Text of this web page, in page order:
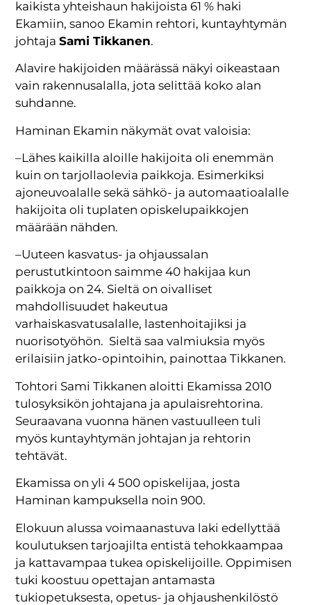
kaikista yhteishaun hakijoista 61 % haki
Ekamiin, sanoo Ekamin rehtori, kuntayhtymän
johtajaSami Tikkanen.
Alavire hakijoiden määrässä näkyi oikeastaan
vain rakennusalalla, jota selittää koko alan
suhdanne.
Haminan Ekamin näkymät ovat valoisia:
–Lähes kaikilla aloille hakijoita oli enemmän
kuin on tarjollaolevia paikkoja. Esimerkiksi
ajoneuvoalalle sekä sähkö- ja automaatioalalle
hakijoita oli tuplaten opiskelupaikkojen
määrään nähden.
–Uuteen kasvatus- ja ohjaussalan
perustutkintoon saimme 40 hakijaa kun
paikkoja on 24. Sieltä on oivalliset
mahdollisuudet hakeutua
varhaiskasvatusalalle, lastenhoitajiksi ja
nuorisotyöhön. Sieltä saa valmiuksia myös
erilaisiin jatko-opintoihin, painottaa Tikkanen.
Tohtori Sami Tikkanen aloitti Ekamissa 2010
tulosyksikön johtajana ja apulaisrehtorina.
Seuraavana vuonna hänen vastuulleen tuli
myös kuntayhtymän johtajan ja rehtorin
tehtävät.
Ekamissa on yli 4 500 opiskelijaa, josta
Haminan kampuksella noin 900.
Elokuun alussa voimaanastuva laki edellyttää
koulutuksen tarjoajilta entistä tehokkaampaa
ja kattavampaa tukea opiskelijoille. Oppimisen
tuki koostuu opettajan antamasta
tukiopetuksesta, opetus- ja ohjaushenkilöstö